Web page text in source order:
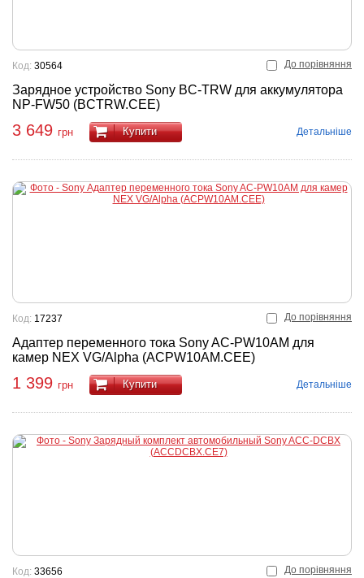
До порівняння
Зарядное устройство Sony BC-TRW для аккумулятора
NP-FW50 (BCTRW.CEE)
Код: 30564
3 649 грн Купити Детальніше
До порівняння
Адаптер переменного тока Sony AC-PW10AM для
камер NEX VG/Alpha (ACPW10AM.CEE)
Код: 17237
1 399 грн Купити Детальніше
До порівняння
Код: 33656